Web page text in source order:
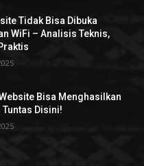
Tidak Bisa Dibuka
WiFi – Analisis Teknis,
Bisa Menghasilkan
Tuntas Disini!